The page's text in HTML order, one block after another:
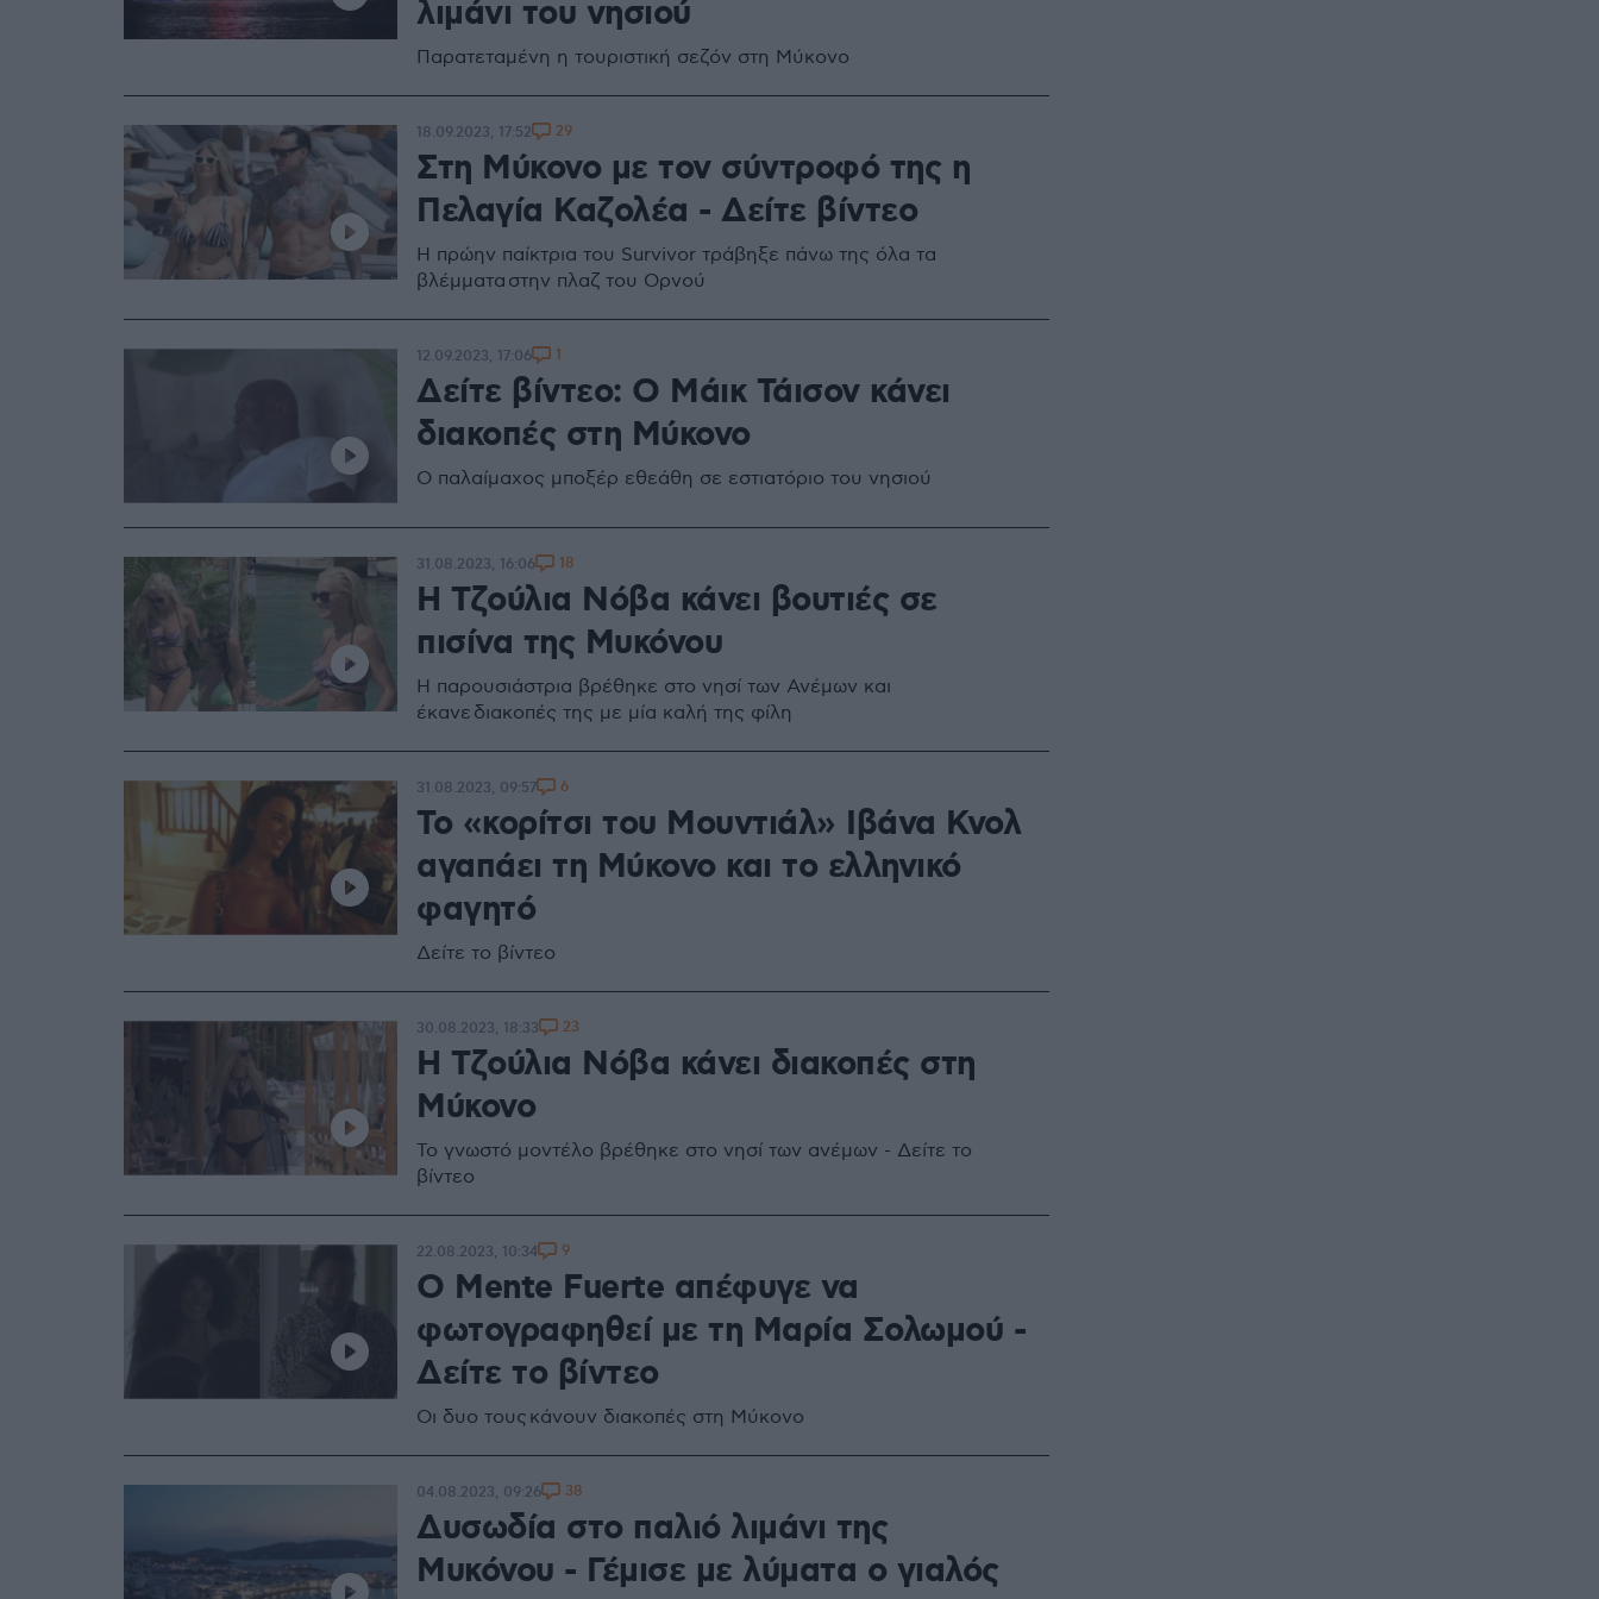
λιμάνι του νησιού
Παρατεταμένη η τουριστική σεζόν στη Μύκονο
Στη Μύκονο με τον σύντροφό της η
Πελαγία Καζολέα - Δείτε βίντεο
Η πρώην παίκτρια του Survivor τράβηξε πάνω της όλα τα
βλέμματα στην πλαζ του Ορνού
18.09.2023, 17:52 29
Δείτε βίντεο: Ο Μάικ Τάισον κάνει
διακοπές στη Μύκονο
Ο παλαίμαχος μποξέρ εθεάθη σε εστιατόριο του νησιού
12.09.2023, 17:06 1
Η Τζούλια Νόβα κάνει βουτιές σε
πισίνα της Μυκόνου
Η παρουσιάστρια βρέθηκε στο νησί των Ανέμων και
έκανε διακοπές της με μία καλή της φίλη
31.08.2023, 16:06 18
Το «κορίτσι του Μουντιάλ» Ιβάνα Κνολ
αγαπάει τη Μύκονο και το ελληνικό
φαγητό
Δείτε το βίντεο
31.08.2023, 09:57 6
Η Τζούλια Νόβα κάνει διακοπές στη
Μύκονο
Το γνωστό μοντέλο βρέθηκε στο νησί των ανέμων - Δείτε το
βίντεο
30.08.2023, 18:33 23
Ο Mente Fuerte απέφυγε να
φωτογραφηθεί με τη Μαρία Σολωμού -
Δείτε το βίντεο
Oι δυο τους κάνουν διακοπές στη Μύκονο
22.08.2023, 10:34 9
Δυσωδία στο παλιό λιμάνι της
Μυκόνου - Γέμισε με λύματα ο γιαλός
04.08.2023, 09:26 38